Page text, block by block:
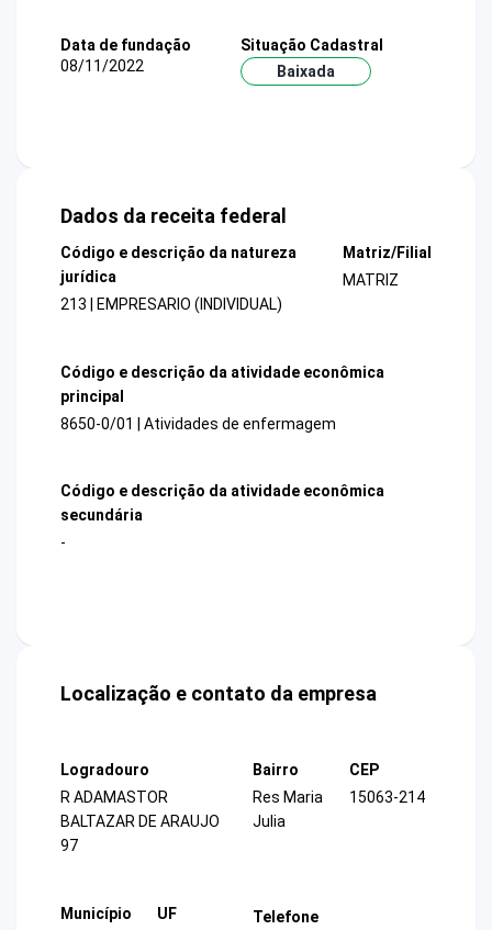
Data de fundação
08/11/2022
Situação Cadastral
Baixada
Dados da receita federal
Código e descrição da natureza
jurídica
213 | EMPRESARIO (INDIVIDUAL)
Matriz/Filial
MATRIZ
Código e descrição da atividade econômica
principal
8650-0/01 | Atividades de enfermagem
Código e descrição da atividade econômica
secundária
-
Localização e contato da empresa
Logradouro
R ADAMASTOR
BALTAZAR DE ARAUJO
97
Bairro
Res Maria
Julia
CEP
15063-214
Município
UF
Telefone